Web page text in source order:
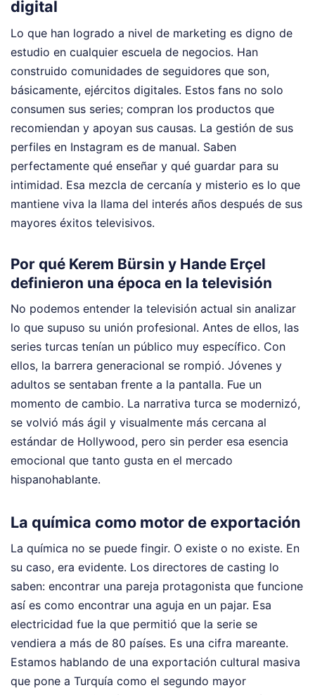
digital
Lo que han logrado a nivel de marketing es digno de
estudio en cualquier escuela de negocios. Han
construido comunidades de seguidores que son,
básicamente, ejércitos digitales. Estos fans no solo
consumen sus series; compran los productos que
recomiendan y apoyan sus causas. La gestión de sus
perfiles en Instagram es de manual. Saben
perfectamente qué enseñar y qué guardar para su
intimidad. Esa mezcla de cercanía y misterio es lo que
mantiene viva la llama del interés años después de sus
mayores éxitos televisivos.
Por qué Kerem Bürsin y Hande Erçel
definieron una época en la televisión
No podemos entender la televisión actual sin analizar
lo que supuso su unión profesional. Antes de ellos, las
series turcas tenían un público muy específico. Con
ellos, la barrera generacional se rompió. Jóvenes y
adultos se sentaban frente a la pantalla. Fue un
momento de cambio. La narrativa turca se modernizó,
se volvió más ágil y visualmente más cercana al
estándar de Hollywood, pero sin perder esa esencia
emocional que tanto gusta en el mercado
hispanohablante.
La química como motor de exportación
La química no se puede fingir. O existe o no existe. En
su caso, era evidente. Los directores de casting lo
saben: encontrar una pareja protagonista que funcione
así es como encontrar una aguja en un pajar. Esa
electricidad fue la que permitió que la serie se
vendiera a más de 80 países. Es una cifra mareante.
Estamos hablando de una exportación cultural masiva
que pone a Turquía como el segundo mayor